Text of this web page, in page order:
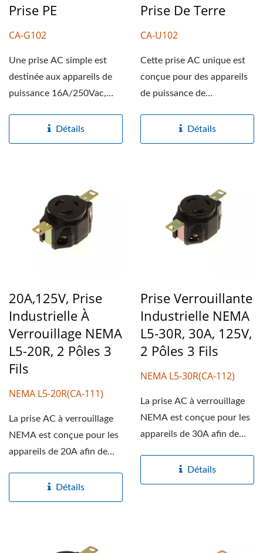
Prise PE
CA-G102
Une prise AC simple est
destinée aux appareils de
puissance 16A/250Vac,
Détails
Prise De Terre
CA-U102
Cette prise AC unique est
conçue pour des appareils
de puissance de
orientation...Détails
20A,125V, Prise
Industrielle À
Verrouillage NEMA
L5-20R, 2 Pôles 3
Fils
NEMA L5-20R(CA-111)
La prise AC à verrouillage
NEMA est conçue pour les
appareils de 20A afin de
Détails
Prise Verrouillante
Industrielle NEMA
L5-30R, 30A, 125V,
2 Pôles 3 Fils
NEMA L5-30R(CA-112)
La prise AC à verrouillage
NEMA est conçue pour les
appareils de 30A afin de
Détails